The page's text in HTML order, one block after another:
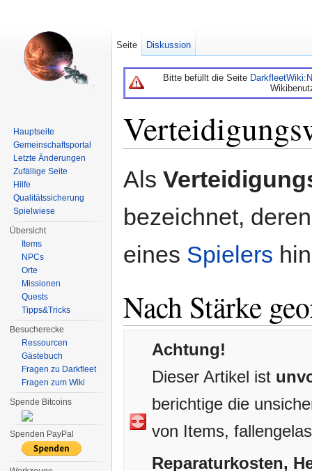
Bitte befüllt die Seite
Als
bezeichnet,
eines Spielers
Nach Stärke
Achtung!
Dieser Artikel ist
berichtige die
von Items,
Reparaturkosten,
Seite Diskussion
Hauptseite
Gemeinschaftsportal
Letzte Änderungen
Zufällige Seite
Hilfe
Qualitätssicherung
Spielwiese
Übersicht
Items
NPCs
Orte
Missionen
Quests
Tipps&Tricks
Besucherecke
Ressourcen
Gästebuch
Fragen zu Darkfleet
Fragen zum Wiki
Spende Bitcoins
Spenden PayPal